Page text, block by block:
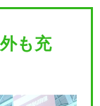
も充